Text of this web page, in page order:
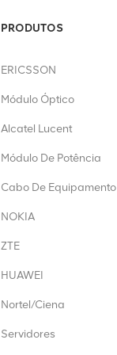
PRODUTOS
ERICSSON
Módulo Óptico
Alcatel Lucent
Módulo De Potência
Cabo De Equipamento
NOKIA
ZTE
HUAWEI
Nortel/Ciena
Servidores